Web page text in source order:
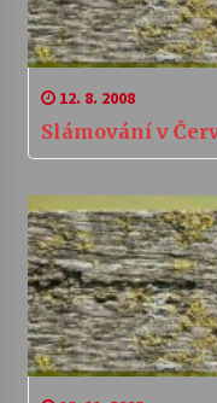
12. 8. 2008
Slámování v